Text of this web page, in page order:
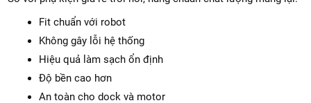
Vì sao nên mua phụ kiện Roborock Qrevo
chính hãng?
So với phụ kiện giá rẻ trôi nổi, hàng chuẩn chất lượng mang lại: